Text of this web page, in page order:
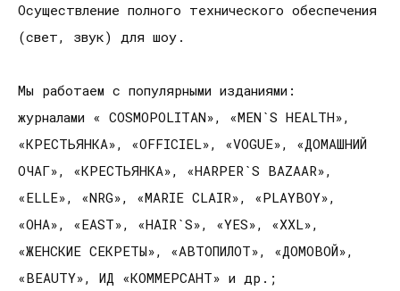
Осуществление полного технического обеспечения
(свет, звук) для шоу.
Мы работаем с популярными изданиями:
журналами « COSMOPOLITAN», «MEN`S HEALTH»,
«КРЕСТЬЯНКА», «OFFICIEL», «VOGUE», «ДОМАШНИЙ
ОЧАГ», «КРЕСТЬЯНКА», «HARPER`S BAZAAR»,
«ELLE», «NRG», «MARIE CLAIR», «PLAYBOY»,
«ОНА», «EAST», «HAIR`S», «YES», «XXL»,
«ЖЕНСКИЕ СЕКРЕТЫ», «АВТОПИЛОТ», «ДОМОВОЙ»,
«BEAUTY», ИД «КОММЕРСАНТ» и др.;